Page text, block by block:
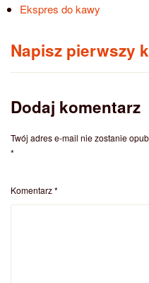
Ekspres do kawy
Napisz pierwszy
Dodaj komentarz
Twój adres e-mail nie zostanie
*
Komentarz*